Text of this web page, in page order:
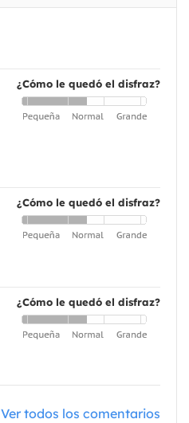
¿Cómo le quedó el disfraz?
¿Cómo le quedó el disfraz?
¿Cómo le quedó el disfraz?
Ver todos los comentarios